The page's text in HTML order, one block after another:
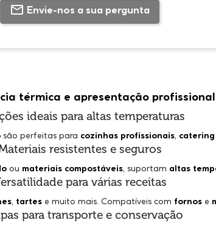
Envie-nos a sua pergunta
térmica e apresentação
ideais para altas temperaturas
são perfeitas para cozinhas profissionais, catering
resistentes e seguros
ou materiais compostáveis, suportam altas
para várias receitas
, tartes e muito mais. Compatíveis com fornos e
para transporte e conservação